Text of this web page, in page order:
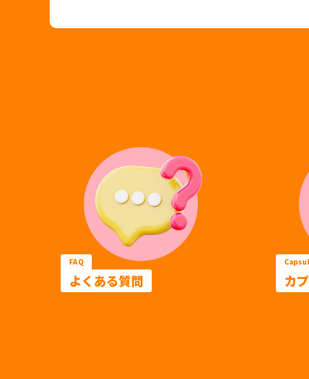
FAQ
よくある質問 カ